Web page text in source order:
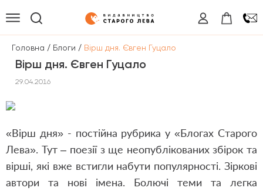
Головна / Блоги / Вірш дня. Євген Гуцало
Вірш дня. Євген Гуцало
29.04.2016
«Вірш дня» - постійна рубрика у «Блогах Старого
Лева». Тут – поезії з ще неопублікованих збірок та
вірші, які вже встигли набути популярності. Зіркові
автори та нові імена. Болючі теми та легка